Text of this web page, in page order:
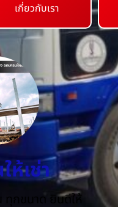
เกี่ยวกับเรา
ห้เช่า
ทุกขนาด ยินดีให้